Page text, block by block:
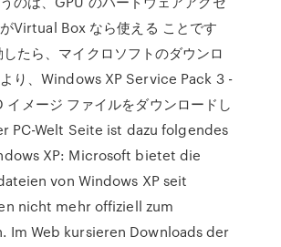
Virtual Box なら使える ことです
たら、マイクロソフトのダウンロ
り、Windows XP Service Pack 3 -
メージ ファイルをダウンロードし
PC-Welt Seite ist dazu folgendes
XP: Microsoft bietet die
von Windows XP seit
nicht mehr offiziell zum
Im Web kursieren Downloads der